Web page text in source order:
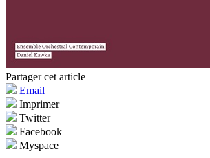
Partager cet article
Email
Imprimer
Twitter
Facebook
Myspace